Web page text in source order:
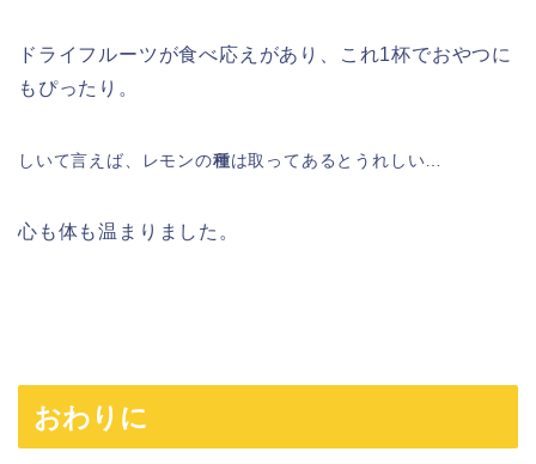
ドライフルーツが食べ応えがあり、これ1杯でおやつに
もぴったり。
しいて言えば、レモンの種は取ってあるとうれしい…
心も体も温まりました。
おわりに